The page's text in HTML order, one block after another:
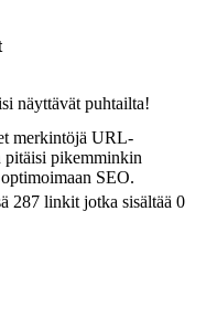
näyttävät puhtailta!
merkintöjä URL-
pitäisi pikemminkin
SEO.
287 linkit jotka sisältää 0